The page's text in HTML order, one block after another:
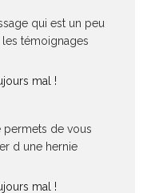
qui est un peu
les témoignages
mal !
permets de vous
d une hernie
mal !